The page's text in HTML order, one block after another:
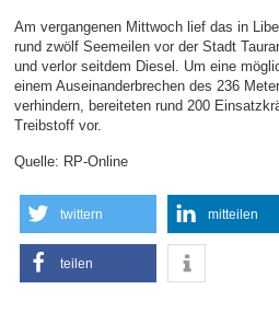
Am vergangenen Mittwoch lief das in
rund zwölf Seemeilen vor der Stadt
und verlor seitdem Diesel. Um eine
einem Auseinanderbrechen des 236
verhindern, bereiteten rund 200
Treibstoff vor.
Quelle: RP-Online
twittern mitteilen
teilen